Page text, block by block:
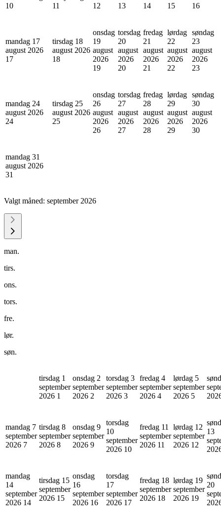
10
11
12
13
14
15
16
mandag 17
august 2026
17
tirsdag 18
august 2026
18
onsdag
19
august
2026
19
torsdag
20
august
2026
20
fredag
21
august
2026
21
lørdag
22
august
2026
22
søndag
23
august
2026
23
mandag 24
august 2026
24
tirsdag 25
august 2026
25
onsdag
26
august
2026
26
torsdag
27
august
2026
27
fredag
28
august
2026
28
lørdag
29
august
2026
29
søndag
30
august
2026
30
mandag 31
august 2026
31
Valgt måned: september 2026
man.
tirs.
ons.
tors.
fre.
lør.
søn.
tirsdag 1
september
2026 1
onsdag 2
september
2026 2
torsdag 3
september
2026 3
fredag 4
september
2026 4
lørdag 5
september
2026 5
mandag 7
september
2026 7
tirsdag 8
september
2026 8
onsdag 9
september
2026 9
torsdag
10
september
2026 10
fredag 11
september
2026 11
lørdag 12
september
2026 12
13
mandag
14
september
2026 14
tirsdag 15
september
2026 15
onsdag
16
september
2026 16
torsdag
17
september
2026 17
fredag 18
september
2026 18
lørdag 19
september
2026 19
20